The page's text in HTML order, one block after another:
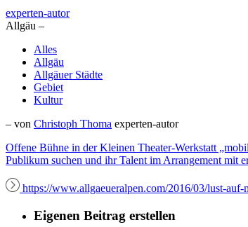
experten-autor
Allgäu –
Alles
Allgäu
Allgäuer Städte
Gebiet
Kultur
– von Christoph Thoma experten-autor
Offene Bühne in der Kleinen Theater-Werkstatt
Publikum suchen und ihr Talent im Arrangement mit
https://www.allgaeueralpen.com/2016/03/lust-auf-
Eigenen Beitrag erstellen